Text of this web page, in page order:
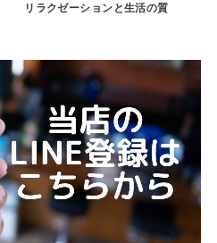
リラクゼーションと生活の質